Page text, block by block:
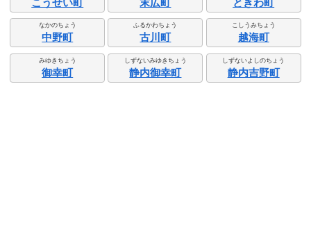
なかのちょう
中野町
ふるかわちょう
古川町
こしうみちょう
越海町
みゆきちょう
御幸町
しずないみゆきちょう
静内御幸町
しずないよしのちょう
静内吉野町